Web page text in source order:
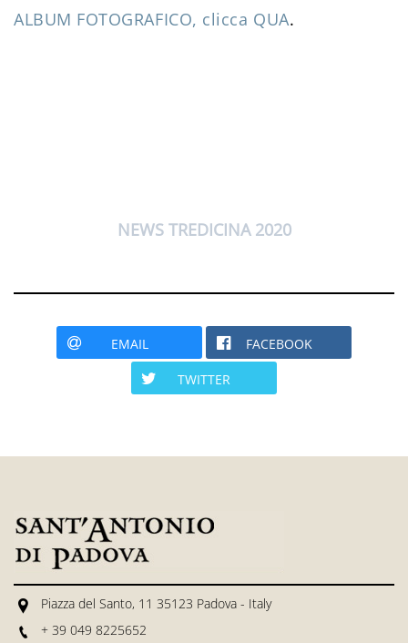
ALBUM FOTOGRAFICO, clicca QUA.
NEWS TREDICINA 2020
EMAIL FACEBOOK
TWITTER
Piazza del Santo, 11 35123 Padova - Italy
+ 39 049 8225652